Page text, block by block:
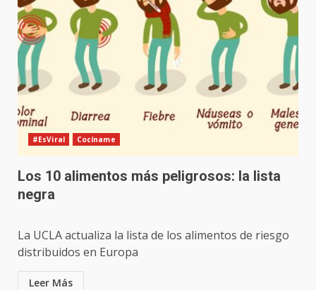
#EsViral Cocíname
Los 10 alimentos más peligrosos: la lista
negra
La UCLA actualiza la lista de los alimentos de riesgo
distribuidos en Europa
Leer Más